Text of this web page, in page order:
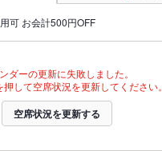
可 お会計500円OFF
ダーの更新に失敗しました。
して空席状況を更新してください。
空席状況を更新する